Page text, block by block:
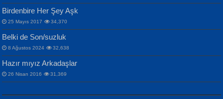
MAHMUT GÜRBÜZ
İbrahim Olmak ve Bitirebilmek...
Songül Özel
Mahzen...
NAZIM HİKMET RAN
Bir Cezaevinde, Tecritteki Adamın
Mektupları...
Birdenbire Her Şey Aşk
25 Mayıs 2017 34,370
Belki de Son/suzluk
8 Ağustos 2024 32,638
Hazır mıyız Arkadaşlar
26 Nisan 2016 31,369